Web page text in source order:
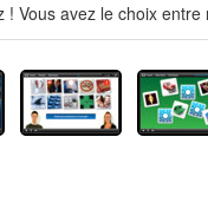
Vous avez le choix